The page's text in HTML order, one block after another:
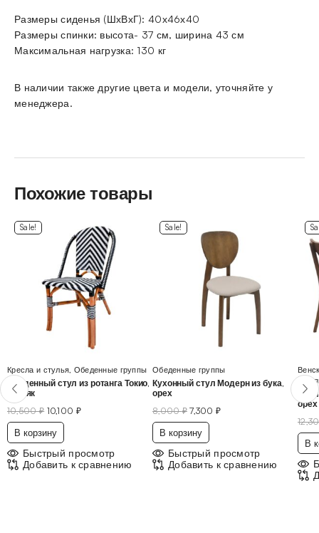
Размеры сиденья (ШхВхГ): 40х46х40
Размеры спинки: высота- 37 см, ширина 43 см
Максимальная нагрузка: 130 кг
В наличии также другие цвета и модели, уточняйте у
менеджера.
Похожие товары
Sale!
Кресла и стулья Обеденные группы
Обеденный стул из ротанга Токио,
коньяк
10,500₽ 10,100 ₽
В корзину
Быстрый просмотр
Добавить к сравнению
Sale!
Обеденные группы
Кухонный стул Модерн из бука,
орех
8,000₽ 7,300 ₽
В корзину
Быстрый просмотр
Добавить к сравнению
орех
В